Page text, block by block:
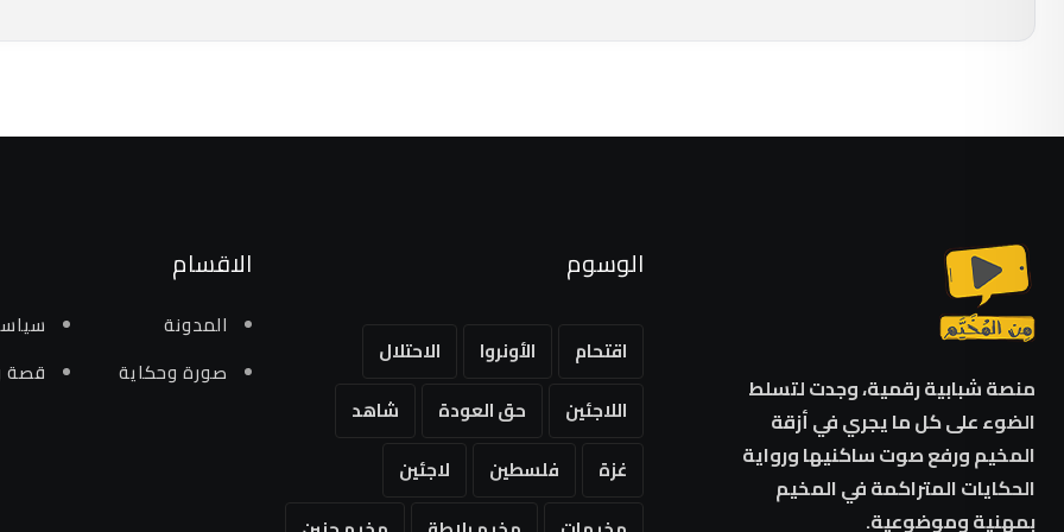
منصة شبابية رقمية، وجدت لتسلط
الضوء على كل ما يجري في أزقة
المخيم ورفع صوت ساكنيها ورواية
الحكايات المتراكمة في المخيم
بمهنية وموضوعية.
الوسوم
اقتحام الأونروا
الاحتلال
اللاجئين
حق العودة
شاهد
غزة
فلسطين
لاجئين
الاقسام
المدونة
صورة وحكاية
قصة